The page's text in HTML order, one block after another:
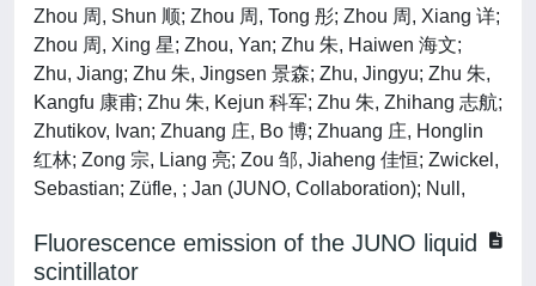
Fluorescence emission of the JUNO liquid
scintillator